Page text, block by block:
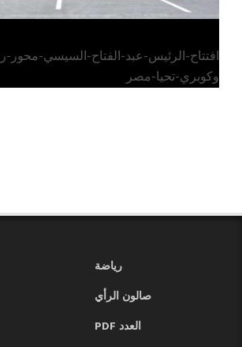
افتتاح-الرئيس-عبد-الفتاح-السيسي-محور-
وكوبري-تحيا-مصر
رياضة
صالون الرأي
العدد PDF